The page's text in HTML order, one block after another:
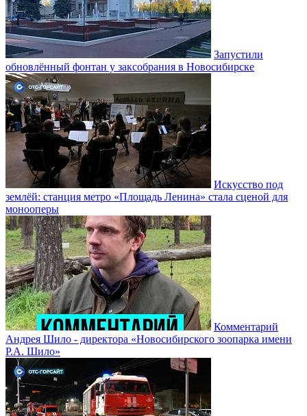
Запустили
обновлённый фонтан у заксобрания в Новосибирске
Искусство под
землёй: станция метро «Площадь Ленина» стала сценой для
монооперы
Комментарий
Андрея Шило - директора «Новосибирского зоопарка имени
Р.А. Шило»